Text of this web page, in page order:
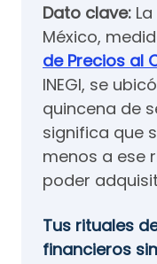
Dato clave:
México,
de Precios al
INEGI, se
quincena de
significa que
menos a ese
poder
Tus rituales
financieros